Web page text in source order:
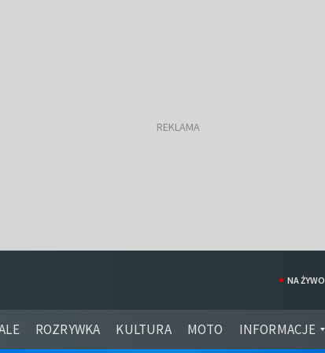
ROZRYWKA KULTURA MOTO INFORMACJE
NA ŻYWO